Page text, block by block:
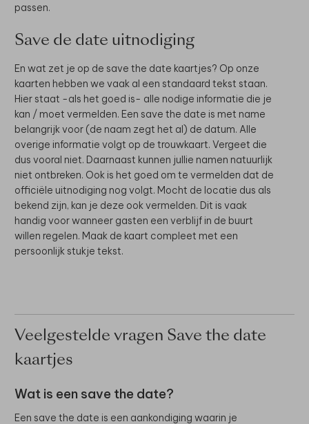
passen.
Save de date uitnodiging
En wat zet je op de save the date kaartjes? Op onze
kaarten hebben we vaak al een standaard tekst staan.
Hier staat -als het goed is- alle nodige informatie die je
kan / moet vermelden. Een save the date is met name
belangrijk voor (de naam zegt het al) de datum. Alle
overige informatie volgt op de trouwkaart. Vergeet die
dus vooral niet. Daarnaast kunnen jullie namen natuurlijk
niet ontbreken. Ook is het goed om te vermelden dat de
officiële uitnodiging nog volgt. Mocht de locatie dus als
bekend zijn, kan je deze ook vermelden. Dit is vaak
handig voor wanneer gasten een verblijf in de buurt
willen regelen. Maak de kaart compleet met een
persoonlijk stukje tekst.
Veelgestelde vragen Save the date
kaartjes
Wat is een save the date?
Een save the date is een aankondiging waarin je